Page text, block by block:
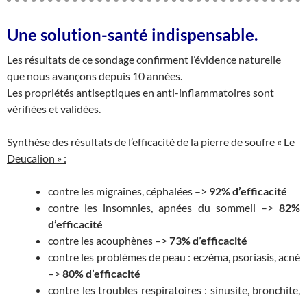
Une solution-santé indispensable.
Les résultats de ce sondage confirment l’évidence naturelle
que nous avançons depuis 10 années.
Les propriétés antiseptiques en anti-inflammatoires sont
vérifiées et validées.
Synthèse des résultats de l’efficacité de la pierre de soufre « Le
Deucalion » :
contre les migraines, céphalées –> 92% d’efficacité
contre les insomnies, apnées du sommeil –> 82%
d’efficacité
contre les acouphènes –> 73% d’efficacité
contre les problèmes de peau : eczéma, psoriasis, acné
–> 80% d’efficacité
contre les troubles respiratoires : sinusite, bronchite,